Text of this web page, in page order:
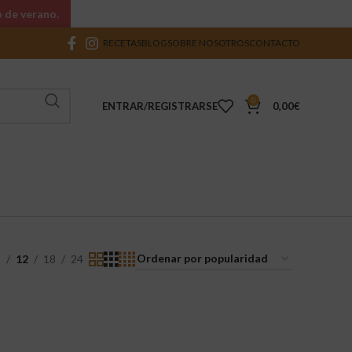
RECETASBLOGSOBRE NOSOTROSCONTACTO
ENTRAR/REGISTRARSE 0 0,00€
12 18 24
verano.